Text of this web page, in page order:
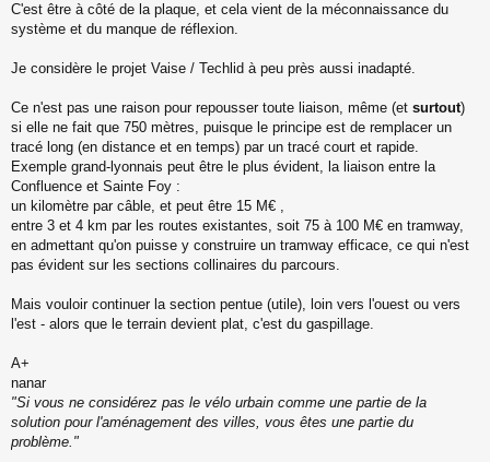
u
C'est être à côté de la plaque, et cela vient de la méconnaissance du
système et du manque de réflexion.
Je considère le projet Vaise / Techlid à peu près aussi inadapté.
Ce n'est pas une raison pour repousser toute liaison, même (et surtout)
si elle ne fait que 750 mètres, puisque le principe est de remplacer un
tracé long (en distance et en temps) par un tracé court et rapide.
Exemple grand-lyonnais peut être le plus évident, la liaison entre la
Confluence et Sainte Foy :
un kilomètre par câble, et peut être 15 M€ ,
entre 3 et 4 km par les routes existantes, soit 75 à 100 M€ en tramway,
en admettant qu'on puisse y construire un tramway efficace, ce qui n'est
pas évident sur les sections collinaires du parcours.
Mais vouloir continuer la section pentue (utile), loin vers l'ouest ou vers
l'est - alors que le terrain devient plat, c'est du gaspillage.
A+
nanar
"Si vous ne considérez pas le vélo urbain comme une partie de la
solution pour l'aménagement des villes, vous êtes une partie du
problème."